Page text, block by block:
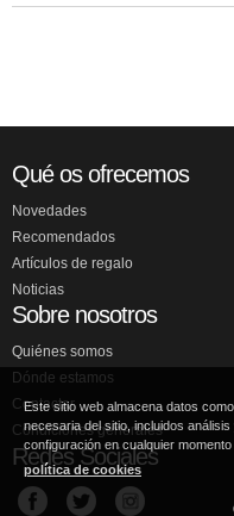
Qué os ofrecemos
Novedades
Recomendados
Artículos de regalo
Noticias
Sobre nosotros
Quiénes somos
Dónde estamos
Contactar
Condiciones generales
Redes Sociales
Este sitio web almacena datos
necesaria del sitio, incluidos
configuración en cualquier
política de cookies